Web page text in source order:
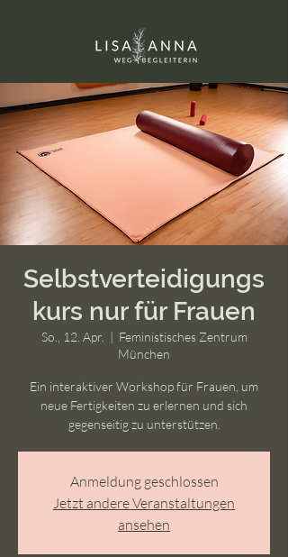
Selbstverteidigungs
kurs nur für Frauen
So., 12. Apr.
  |
Feministisches Zentrum
München
Ein interaktiver Workshop für Frauen, um
neue Fertigkeiten zu erlernen und sich
gegenseitig zu unterstützen.
Anmeldung geschlossen
Jetzt andere Veranstaltungen
ansehen